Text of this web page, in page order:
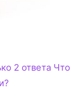
2 ответа Что